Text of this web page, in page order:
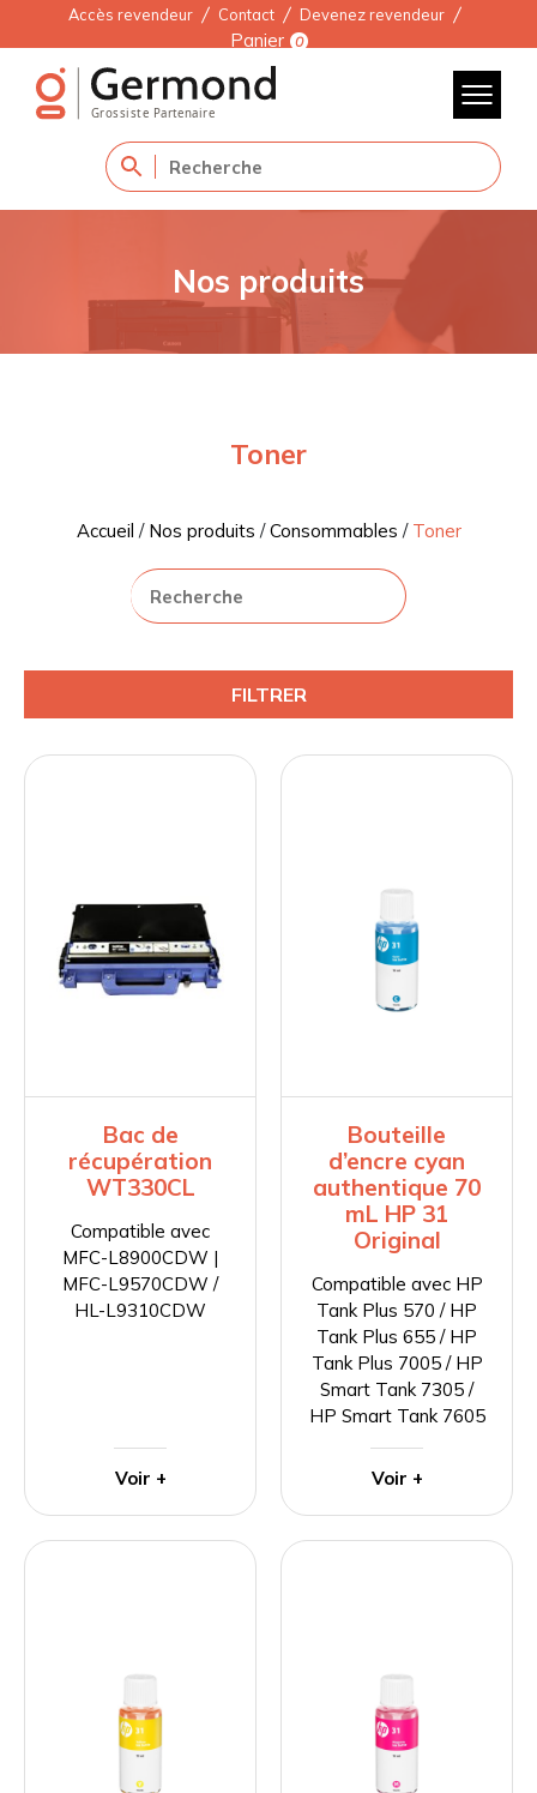
Accès revendeur Contact Devenez revendeur
Panier 0
Nos produits
Toner
Accueil / Nos produits /Consommables / Toner
FILTRER
Bac de
récupération
WT330CL
Compatible avec
MFC-L8900CDW |
MFC-L9570CDW /
HL-L9310CDW
Voir +
Bouteille
d’encre cyan
authentique 70
mL HP 31
Original
Compatible avec HP
Tank Plus 570 / HP
Tank Plus 655 / HP
Tank Plus 7005 / HP
Smart Tank 7305 /
HP Smart Tank 7605
Voir +